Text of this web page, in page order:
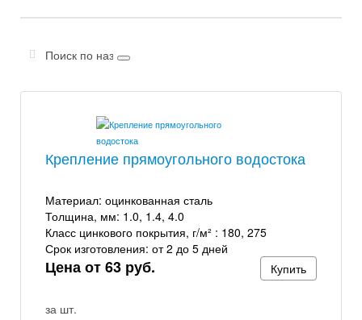
Крепление прямоугольного водостока
Материал: оцинкованная сталь
Толщина, мм: 1.0, 1.4, 4.0
Класс цинкового покрытия, г/м² : 180, 275
Срок изготовления: от 2 до 5 дней
Цена от 63 руб.
за шт.
Купить